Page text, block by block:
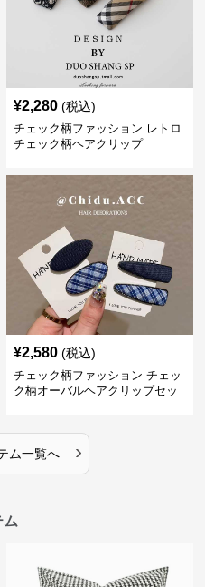
¥2,280 (税込)
チェック柄ファッション レトロ
チェック柄ヘアクリップ
¥2,580 (税込)
チェック柄ファッション チェッ
ク柄オーバルヘアクリップセッ
ム一覧へ ›
ム